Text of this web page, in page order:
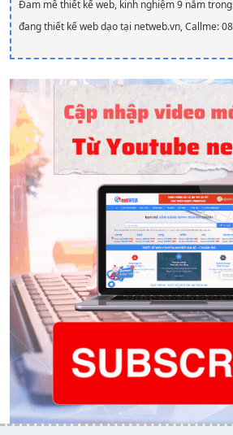
Đam mê thiết kế web, kinh nghiệm 9 năm
đang thiết kế web dạo tại netweb.vn, Callme: